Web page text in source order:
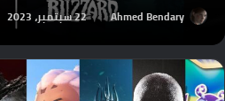
Ahmed Bendary 22 سبتمبر، 2023